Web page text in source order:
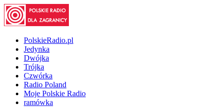
PolskieRadio.pl
Jedynka
Dwójka
Trójka
Czwórka
Radio Poland
Moje Polskie Radio
ramówka